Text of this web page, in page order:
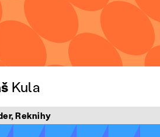
Kula
Reknihy